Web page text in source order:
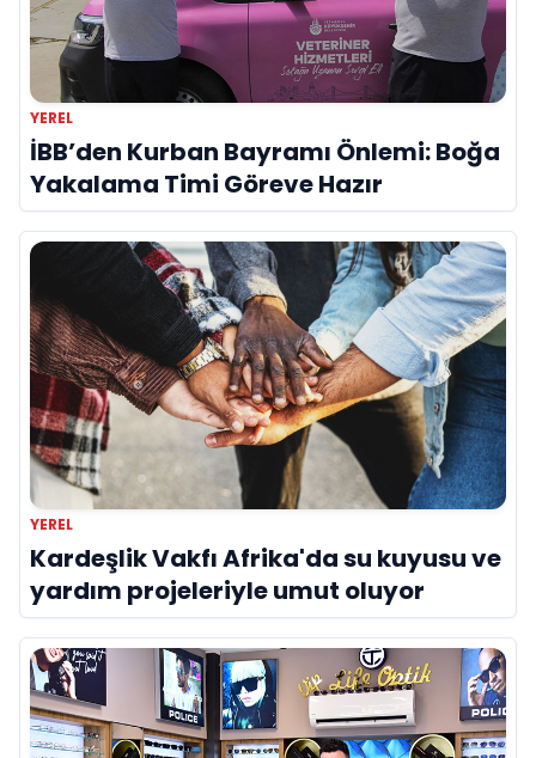
YEREL
İBB’den Kurban Bayramı Önlemi: Boğa
Yakalama Timi Göreve Hazır
YEREL
Kardeşlik Vakfı Afrika'da su kuyusu ve
yardım projeleriyle umut oluyor